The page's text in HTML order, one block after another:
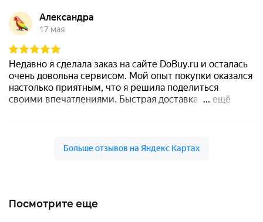
Посмотрите еще